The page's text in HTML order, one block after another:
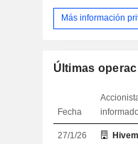
Más información
Últimas
Fecha
informado
27/1/26